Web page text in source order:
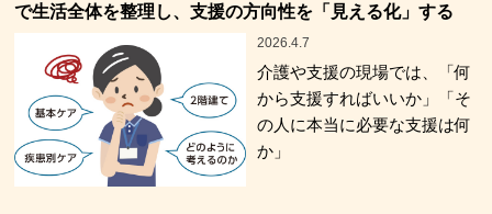
で生活全体を整理し、支援の方向性を「見える化」する
2026.4.7
介護や支援の現場では、「何
から支援すればいいか」「そ
の人に本当に必要な支援は何
か」